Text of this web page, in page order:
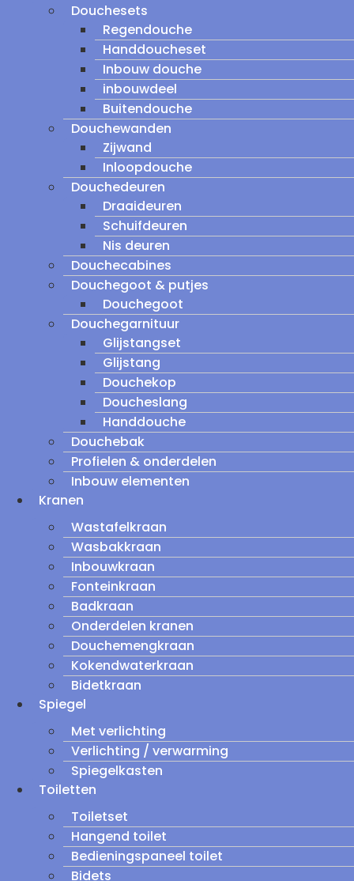
Douchesets
Regendouche
Handdoucheset
Inbouw douche
inbouwdeel
Buitendouche
Douchewanden
Zijwand
Inloopdouche
Douchedeuren
Draaideuren
Schuifdeuren
Nis deuren
Douchecabines
Douchegoot & putjes
Douchegoot
Douchegarnituur
Glijstangset
Glijstang
Douchekop
Doucheslang
Handdouche
Douchebak
Profielen & onderdelen
Inbouw elementen
Kranen
Wastafelkraan
Wasbakkraan
Inbouwkraan
Fonteinkraan
Badkraan
Onderdelen kranen
Douchemengkraan
Kokendwaterkraan
Bidetkraan
Spiegel
Met verlichting
Verlichting / verwarming
Spiegelkasten
Toiletten
Toiletset
Hangend toilet
Bedieningspaneel toilet
Bidets